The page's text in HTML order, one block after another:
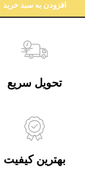
افزودن به سبد خرید
تحویل سریع
بهترین کیفیت